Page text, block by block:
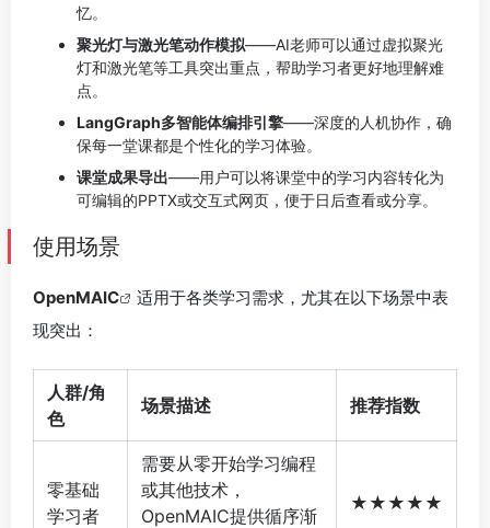
忆。
聚光灯与激光笔动作模拟——AI老师可以通过虚拟聚光
灯和激光笔等工具突出重点，帮助学习者更好地理解难
点。
LangGraph多智能体编排引擎——深度的人机协作，确
保每一堂课都是个性化的学习体验。
课堂成果导出——用户可以将课堂中的学习内容转化为
可编辑的PPTX或交互式网页，便于日后查看或分享。
使用场景
OpenMAIC
适用于各类学习需求，尤其在以下场景中表
现突出：
人群/角
色
场景描述 推荐指数
零基础
学习者
需要从零开始学习编程
或其他技术，
OpenMAIC提供循序渐
★★★★★